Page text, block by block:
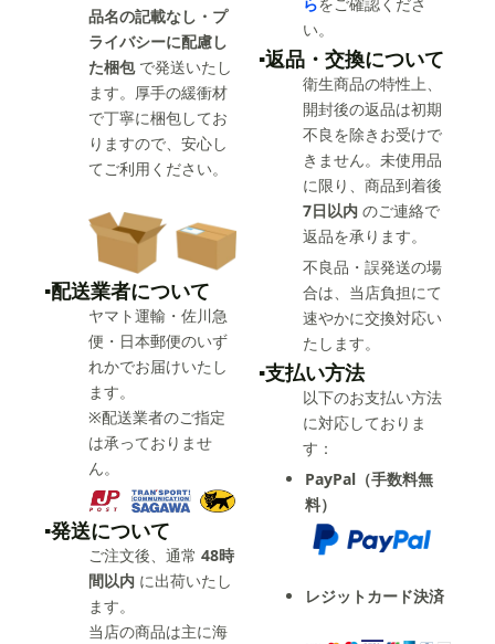
品名の記載なし・プ
ライバシーに配慮し
た梱包で発送いたし
ます。厚手の緩衝材
で丁寧に梱包してお
りますので、安心し
てご利用ください。
▪️配送業者について
ヤマト運輸・佐川急
便・日本郵便のいず
れかでお届けいたし
ます。
※配送業者のご指定
は承っておりませ
ん。
▪️発送について
ご注文後、通常 48時
間以内 に出荷いたし
ます。
当店の商品は主に海
い。
▪️返品・交換について
衛生商品の特性上、
開封後の返品は初期
不良を除きお受けで
きません。未使用品
に限り、商品到着後
7日以内 のご連絡で
返品を承ります。
不良品・誤発送の場
合は、当店負担にて
速やかに交換対応い
たします。
▪️支払い方法
以下のお支払い方法
に対応しておりま
す：
PayPal（手数料無
料）
レジットカード決済